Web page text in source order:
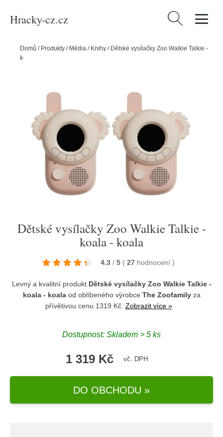
Hracky-cz.cz Vyhledávání
Domů / Produkty / Média / Knihy / Dětské vysílačky Zoo Walkie Talkie -
koala - koala
Dětské vysílačky Zoo Walkie Talkie -
koala - koala
4.3 / 5 ( 27 hodnocení )
Levný a kvalitní produkt Dětské vysílačky Zoo Walkie Talkie -
koala - koalaod oblíbeného výrobce The Zoofamilyza
přívětivou cenu 1319 Kč. Zobrazit více »
Dostupnost: Skladem > 5 ks
1 319 Kč vč. DPH
DO OBCHODU »